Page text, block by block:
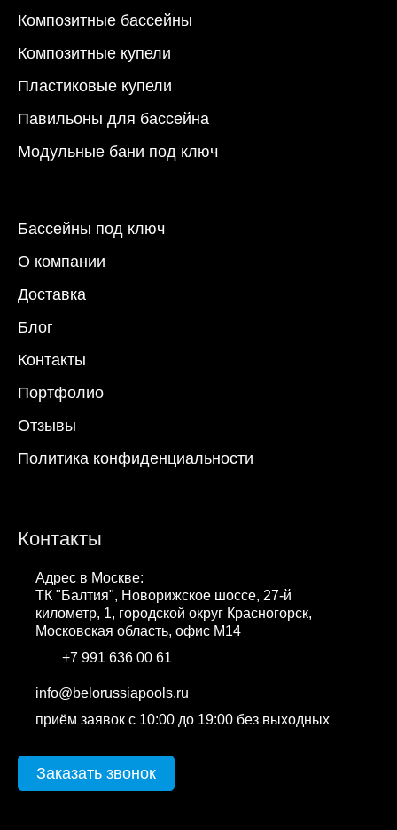
Композитные бассейны
Композитные купели
Пластиковые купели
Павильоны для бассейна
Модульные бани под ключ
Бассейны под ключ
О компании
Доставка
Блог
Контакты
Портфолио
Отзывы
Политика конфиденциальности
Контакты
Адрес в Москве:
ТК "Балтия", Новорижское шоссе, 27-й
километр, 1, городской округ Красногорск,
Московская область, офис М14
+7 991 636 00 61
info@belorussiapools.ru
приём заявок с 10:00 до 19:00 без выходных
Заказать звонок